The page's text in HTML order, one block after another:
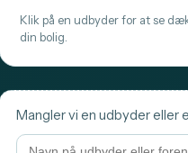
Klik på en udbyder for at se
din bolig.
Mangler vi en udbyder eller